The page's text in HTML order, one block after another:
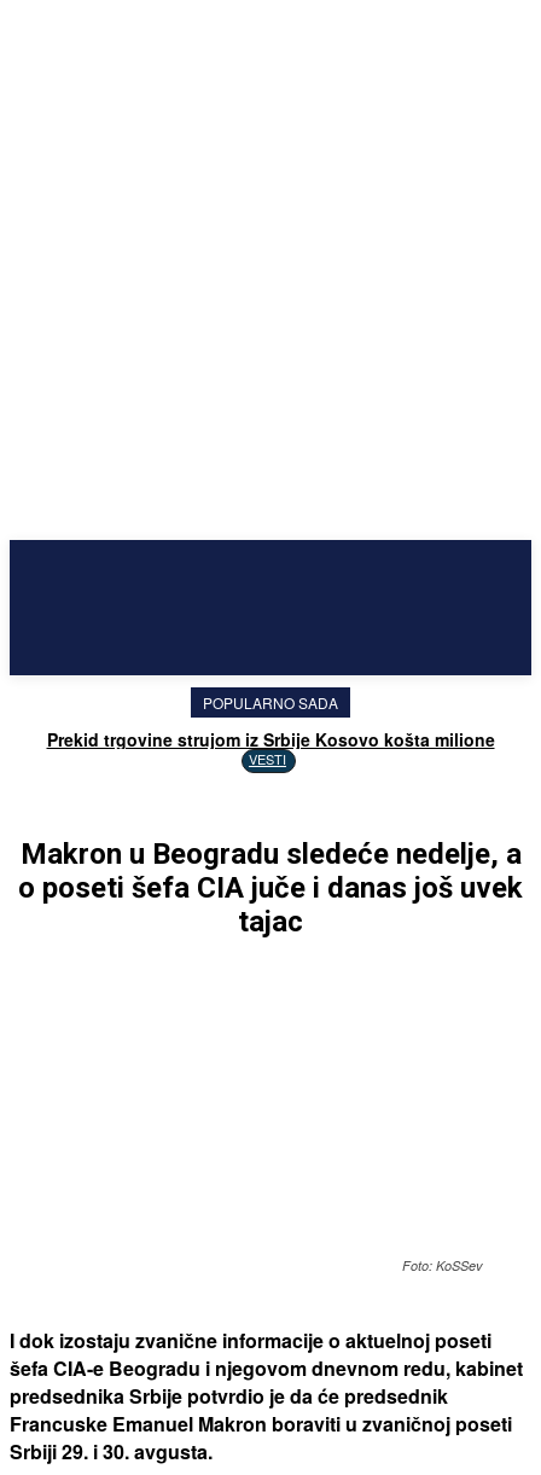
POPULARNO SADA
Prekid trgovine strujom iz Srbije Kosovo košta milione
VESTI
Makron u Beogradu sledeće nedelje, a
o poseti šefa CIA juče i danas još uvek
tajac
Foto: KoSSev
I dok izostaju zvanične informacije o aktuelnoj poseti
šefa CIA-e Beogradu i njegovom dnevnom redu, kabinet
predsednika Srbije potvrdio je da će predsednik
Francuske Emanuel Makron boraviti u zvaničnoj poseti
Srbiji 29. i 30. avgusta.